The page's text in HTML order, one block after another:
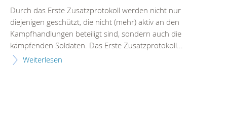
Durch das Erste Zusatzprotokoll werden nicht nur
diejenigen geschützt, die nicht (mehr) aktiv an den
Kampfhandlungen beteiligt sind, sondern auch die
kämpfenden Soldaten. Das Erste Zusatzprotokoll...
Weiterlesen